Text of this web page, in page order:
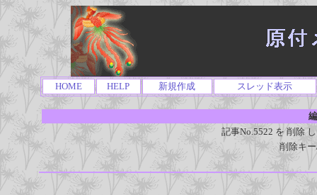
HOME HELP 新規作成 スレッド表示
記事No.5522 を 削除
削除キ